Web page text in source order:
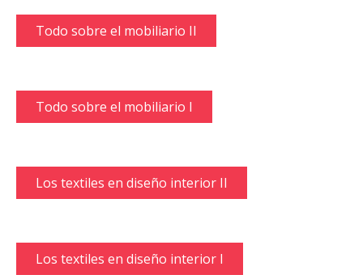
Todo sobre el mobiliario II
Todo sobre el mobiliario I
Los textiles en diseño interior II
Los textiles en diseño interior I